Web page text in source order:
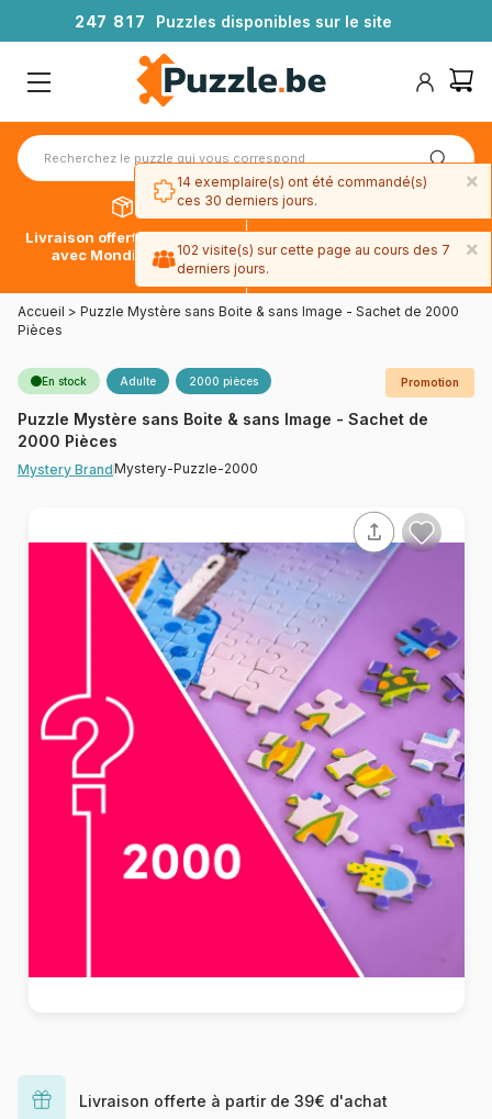
247 81 7 Puzzles disponibles sur le site
Livraison offerte dès 39€*
avec Mondial Relay
Paiement en 4x sans frais
avec Paypal
Accueil > Puzzle Mystère sans Boite & sans Image - Sachet de 2000
Pièces
En stock Adulte 2000 pièces Promotion
Puzzle Mystère sans Boite & sans Image - Sachet de
2000 Pièces
Mystery BrandMystery-Puzzle-2000
Livraison offerte à partir de 39€ d'achat
×
14 exemplaire(s) ont été commandé(s)
ces 30 derniers jours.
×
102 visite(s) sur cette page au cours des 7
derniers jours.